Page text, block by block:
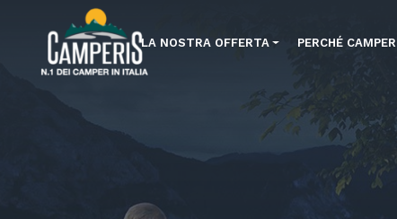
LA NOSTRA OFFERTA PERCHÉ